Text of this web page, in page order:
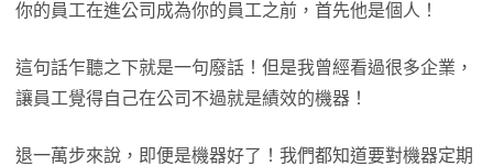
你的員工在進公司成為你的員工之前，首先他是個人！
這句話乍聽之下就是一句廢話！但是我曾經看過很多企業，
讓員工覺得自己在公司不過就是績效的機器！
退一萬步來說，即便是機器好了！我們都知道要對機器定期